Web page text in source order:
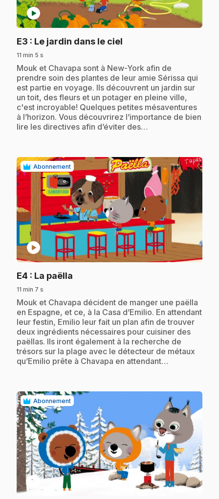
play_circle
E3 : Le jardin dans le ciel
11 min 5 s
.Mouk et Chavapa sont à New-York afin de
prendre soin des plantes de leur amie Sérissa qui
est partie en voyage. Ils découvrent un jardin sur
un toit, des fleurs et un potager en pleine ville,
c'est incroyable! Quelques petites mésaventures
à l’horizon. Vous découvrirez l’importance de bien
lire les directives afin d’éviter des…
Abonnement
play_circle
E4 : La paëlla
11 min 7 s
.Mouk et Chavapa décident de manger une paëlla
en Espagne, et ce, à la Casa d’Emilio. En attendant
leur festin, Emilio leur fait un plan afin de trouver
deux ingrédients nécessaires pour cuisiner des
paëllas. Ils iront également à la recherche de
trésors sur la plage avec le détecteur de métaux
qu’Emilio prête à Chavapa en attendant…
Abonnement
play_circle